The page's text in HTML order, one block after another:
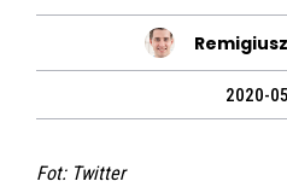
2020-
Fot: Twitter